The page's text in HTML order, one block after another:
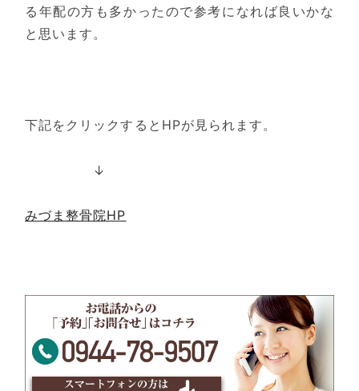
る年配の方も多かったので参考になれば良いかな
と思います。
下記をクリックするとHPが見られます。
↓
みづま整骨院HP